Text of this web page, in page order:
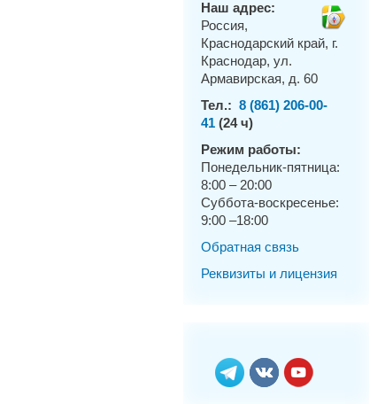
Наш адрес:
Россия,
Краснодарский край, г.
Краснодар, ул.
Армавирская, д. 60
Тел.: 8 (861) 206-00-
41 (24 ч)
Режим работы:
Понедельник-пятница:
8:00 – 20:00
Суббота-воскресенье:
9:00 –18:00
Обратная связь
Реквизиты и лицензия